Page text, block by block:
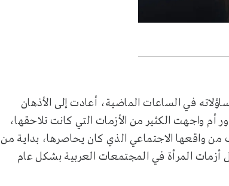
في الساعات الماضية، أعادت إلى الأذهان
الكثير من الأزمات التي كانت تلاحقها،
واقعها الاجتماعي الذي كان يحاصرها، بداية من
أزمات المرأة في المجتمعات العربية بشكل عام